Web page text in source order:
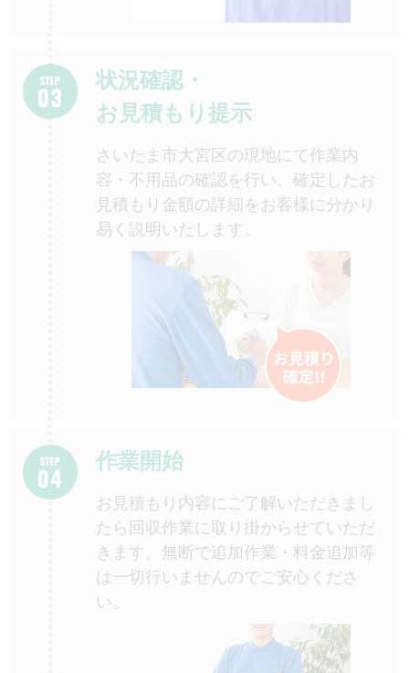
状況確認・
お見積もり提示
さいたま市大宮区の現地にて作業内
容・不用品の確認を行い、確定したお
見積もり金額の詳細をお客様に分かり
易く説明いたします。
作業開始
お見積もり内容にご了解いただきまし
たら回収作業に取り掛からせていただ
きます。無断で追加作業・料金追加等
は一切行いませんのでご安心くださ
い。